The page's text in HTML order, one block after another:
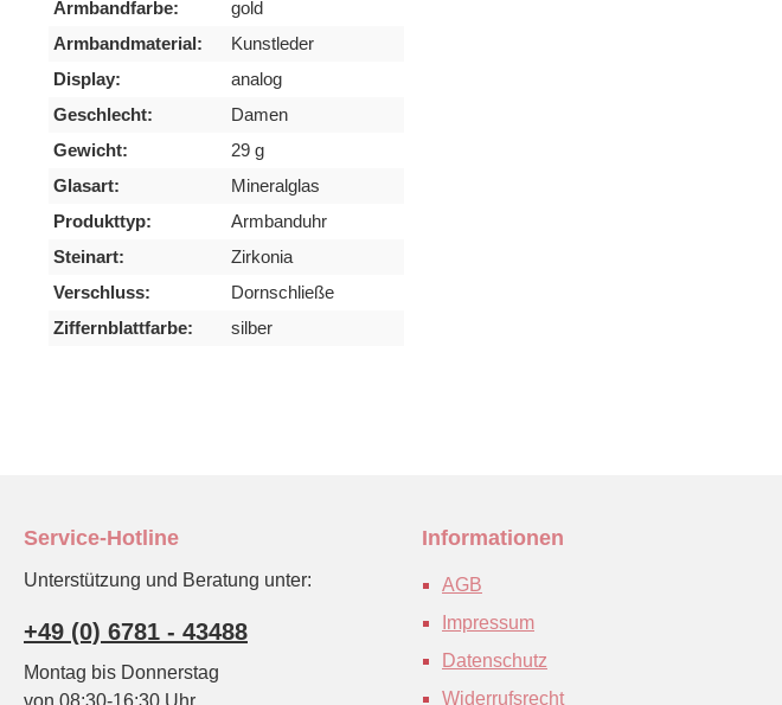
Armbandfarbe:
gold
Armbandmaterial:
Kunstleder
Display:
analog
Geschlecht:
Damen
Gewicht:
29 g
Glasart:
Mineralglas
Produkttyp:
Armbanduhr
Steinart:
Zirkonia
Verschluss:
Dornschließe
Ziffernblattfarbe:
silber
Service-Hotline
Unterstützung und Beratung unter:
+49 (0) 6781 - 43488
Montag bis Donnerstag
Informationen
AGB
Impressum
Datenschutz
Widerrufsrecht